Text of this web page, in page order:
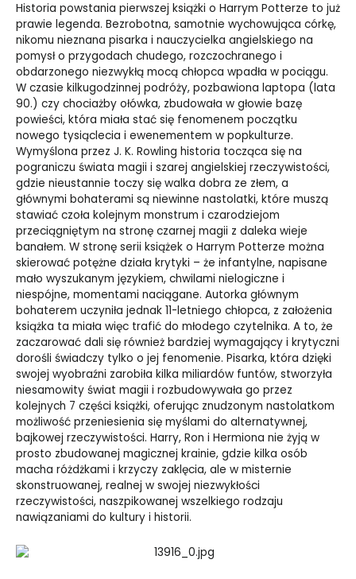
Historia powstania pierwszej książki o Harrym Potterze to już
prawie legenda. Bezrobotna, samotnie wychowująca córkę,
nikomu nieznana pisarka i nauczycielka angielskiego na
pomysł o przygodach chudego, rozczochranego i
obdarzonego niezwykłą mocą chłopca wpadła w pociągu.
W czasie kilkugodzinnej podróży, pozbawiona laptopa (lata
90.) czy chociażby ołówka, zbudowała w głowie bazę
powieści, która miała stać się fenomenem początku
nowego tysiąclecia i ewenementem w popkulturze.
Wymyślona przez J. K. Rowling historia tocząca się na
pograniczu świata magii i szarej angielskiej rzeczywistości,
gdzie nieustannie toczy się walka dobra ze złem, a
głównymi bohaterami są niewinne nastolatki, które muszą
stawiać czoła kolejnym monstrum i czarodziejom
przeciągniętym na stronę czarnej magii z daleka wieje
banałem. W stronę serii książek o Harrym Potterze można
skierować potężne działa krytyki – że infantylne, napisane
mało wyszukanym językiem, chwilami nielogiczne i
niespójne, momentami naciągane. Autorka głównym
bohaterem uczyniła jednak 11-letniego chłopca, z założenia
książka ta miała więc trafić do młodego czytelnika. A to, że
zaczarować dali się również bardziej wymagający i krytyczni
dorośli świadczy tylko o jej fenomenie. Pisarka, która dzięki
swojej wyobraźni zarobiła kilka miliardów funtów, stworzyła
niesamowity świat magii i rozbudowywała go przez
kolejnych 7 części książki, oferując znudzonym nastolatkom
możliwość przeniesienia się myślami do alternatywnej,
bajkowej rzeczywistości. Harry, Ron i Hermiona nie żyją w
prosto zbudowanej magicznej krainie, gdzie kilka osób
macha różdżkami i krzyczy zaklęcia, ale w misternie
skonstruowanej, realnej w swojej niezwykłości
rzeczywistości, naszpikowanej wszelkiego rodzaju
nawiązaniami do kultury i historii.